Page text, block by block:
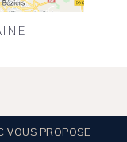
VOUS PROPOSE